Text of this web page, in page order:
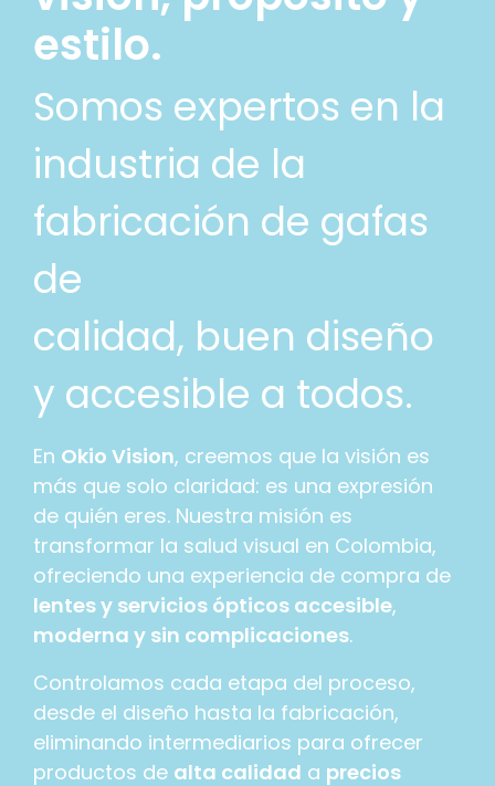
estilo.​
Somos expertos en la
industria de la
fabricación de gafas
de
calidad, buen diseño
y accesible a todos.
En Okio Vision, creemos que la visión es
más que solo claridad: es una expresión
de quién eres. Nuestra misión es
transformar la salud visual en Colombia,
ofreciendo una experiencia de compra de
lentes y servicios ópticos accesible,
moderna y sin complicaciones.​
Controlamos cada etapa del proceso,
desde el diseño hasta la fabricación,
eliminando intermediarios para ofrecer
productos de alta calidad a precios